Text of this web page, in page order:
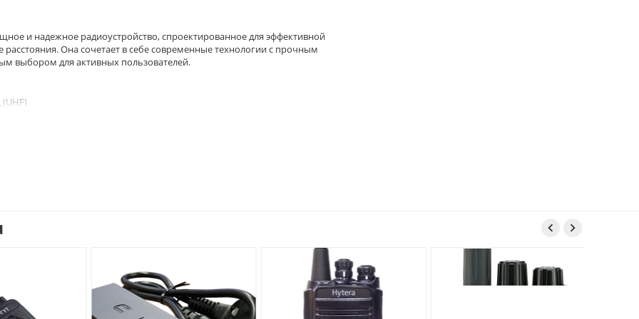
и надежное радиоустройство, спроектированное для эффективной
Она сочетает в себе современные технологии с прочным
выбором для активных пользователей.
качество звука и более эффективное использование частотного
определять местоположение радиостанции и ее пользователей.
 